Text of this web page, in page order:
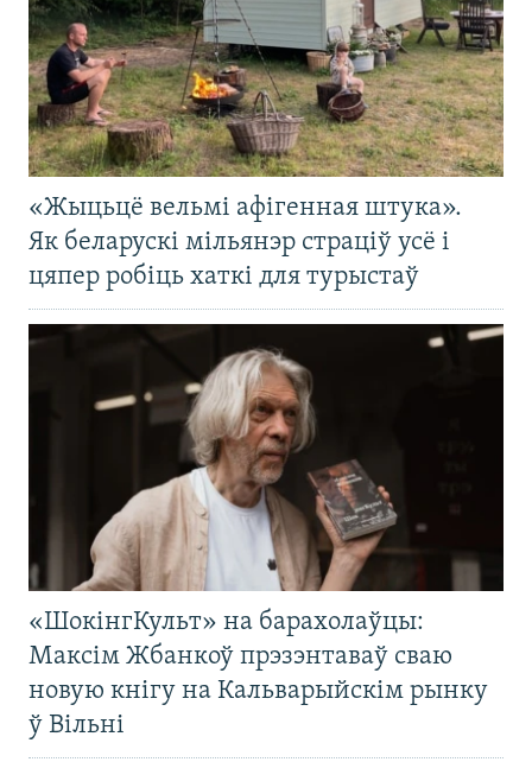
«Жыцьцё вельмі афігенная штука».
Як беларускі мільянэр страціў усё і
цяпер робіць хаткі для турыстаў
«ШокінгКульт» на барахолаўцы:
Максім Жбанкоў прэзэнтаваў сваю
новую кнігу на Кальварыйскім рынку
ў Вільні